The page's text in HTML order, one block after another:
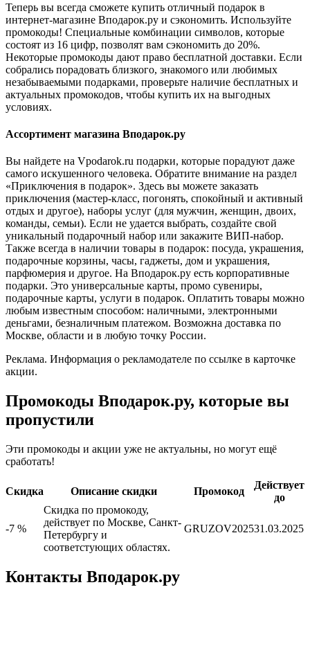
Теперь вы всегда сможете купить отличный подарок в
интернет-магазине Вподарок.ру и сэкономить. Используйте
промокоды! Специальные комбинации символов, которые
состоят из 16 цифр, позволят вам сэкономить до 20%.
Некоторые промокоды дают право бесплатной доставки. Если
собрались порадовать близкого, знакомого или любимых
незабываемыми подарками, проверьте наличие бесплатных и
актуальных промокодов, чтобы купить их на выгодных
условиях.
Ассортимент магазина Вподарок.ру
Вы найдете на Vpodarok.ru подарки, которые порадуют даже
самого искушенного человека. Обратите внимание на раздел
«Приключения в подарок». Здесь вы можете заказать
приключения (мастер-класс, погонять, спокойный и активный
отдых и другое), наборы услуг (для мужчин, женщин, двоих,
команды, семьи). Если не удается выбрать, создайте свой
уникальный подарочный набор или закажите ВИП-набор.
Также всегда в наличии товары в подарок: посуда, украшения,
подарочные корзины, часы, гаджеты, дом и украшения,
парфюмерия и другое. На Вподарок.ру есть корпоративные
подарки. Это универсальные карты, промо сувениры,
подарочные карты, услуги в подарок. Оплатить товары можно
любым известным способом: наличными, электронными
деньгами, безналичным платежом. Возможна доставка по
Москве, области и в любую точку России.
Реклама. Информация о рекламодателе по ссылке в карточке
акции.
Промокоды Вподарок.ру, которые вы
пропустили
Эти промокоды и акции уже не актуальны, но могут ещё
сработать!
Скидка Описание скидки Промокод
Действует
до
-7 %
Скидка по промокоду,
действует по Москве, Санкт-
Петербургу и
соответстующих областях.
GRUZOV202531.03.2025
Контакты Вподарок.ру